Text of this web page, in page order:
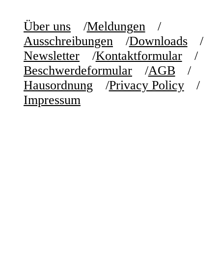
Über uns
Meldungen
Ausschreibungen
Downloads
Newsletter
Kontaktformular
Beschwerdeformular
AGB
Hausordnung
Privacy Policy
Impressum